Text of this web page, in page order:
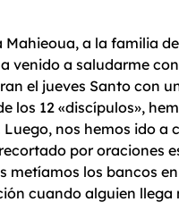
a la familia
venido a saludarme
el jueves Santo con
los 12 «discípulos»,
nos hemos ido a
por oraciones
metíamos los bancos
cuando alguien